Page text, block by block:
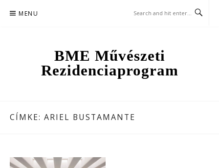
MENU
BME Művészeti
Rezidenciaprogram
CÍMKE: ARIEL BUSTAMANTE